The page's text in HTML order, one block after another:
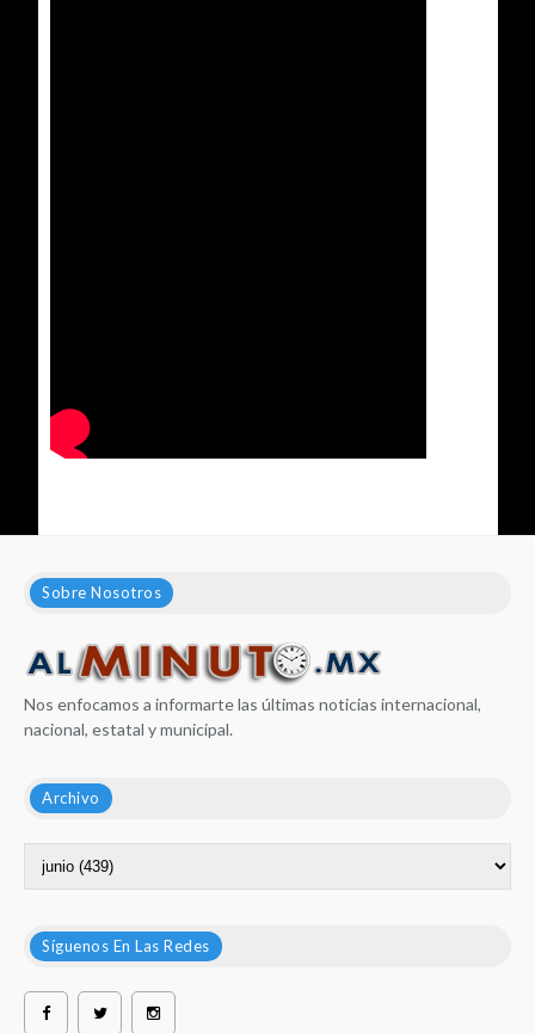
Sobre Nosotros
Nos enfocamos a informarte las últimas noticias internacional,
nacional, estatal y municipal.
Archivo
Síguenos En Las Redes